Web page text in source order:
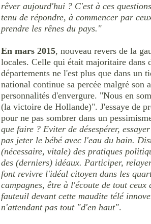
rêver aujourd'hui ? C'est à ces
tenu de répondre, à commencer par
prendre les rênes du pays."
En mars 2015, nouveau revers de la
locales. Celle qui était majoritaire dans
départements ne l'est plus que dans un
national continue sa percée malgré son
personnalités d'envergure. "Nous en
(la victoire de Hollande)". J'essaye de
pour ne pas sombrer dans un
que faire ? Eviter de désespérer,
pas jeter le bébé avec l'eau du bain.
(nécessaire, vitale) des pratiques
des (derniers) idéaux. Participer,
font revivre l'idéal citoyen dans les
campagnes, être à l'écoute de tout
fauteuil devant cette maudite télé
n'attendant pas tout "d'en haut".